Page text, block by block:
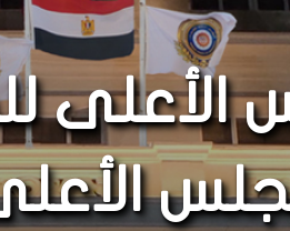
الأعلى